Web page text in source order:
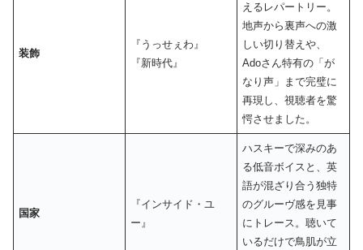
装飾
『うっせぇわ』
『新時代』
えるレパートリー。
地声から裏声への激
しい切り替えや、
Adoさん特有の「が
なり声」まで完璧に
再現し、視聴者を驚
愕させました。
国家
『インサイド・ユ
ー』
ハスキーで深みのあ
る低音ボイスと、英
語が混ざり合う独特
のグルーヴ感を見事
にトレース。聴いて
いるだけで鳥肌が立